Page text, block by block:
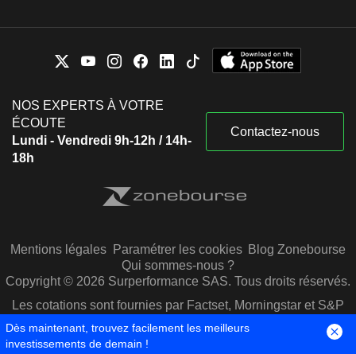
NOS EXPERTS À VOTRE
ÉCOUTE
Lundi - Vendredi 9h-12h / 14h-
18h
Contactez-nous
Mentions légales Paramétrer les cookies Blog Zonebourse
Qui sommes-nous ?
Copyright © 2026 Surperformance SAS. Tous droits réservés.
Les cotations sont fournies par Factset, Morningstar et S&P
Capital IQ
Dès maintenant, trouvez facilement les meilleurs
investissements de demain !